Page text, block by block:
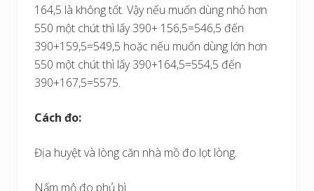
164,5 là không tốt. Vậy nếu muốn dùng nhỏ hơn
550 một chút thì lấy 390+ 156,5=546,5 đến
390+159,5=549,5 hoặc nếu muốn dùng lớn hơn
550 một chút thì lấy 390+164,5=554,5 đến
390+167,5=5575.
Cách đo:
Địa huyệt và lòng căn nhà mồ đo lọt lòng.
Nấm mộ đo phủ bì.